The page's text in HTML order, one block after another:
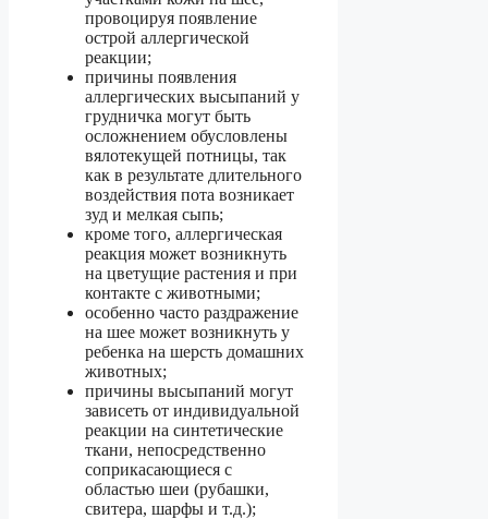
провоцируя появление
острой аллергической
реакции;
причины появления
аллергических высыпаний у
грудничка могут быть
осложнением обусловлены
вялотекущей потницы, так
как в результате длительного
воздействия пота возникает
зуд и мелкая сыпь;
кроме того, аллергическая
реакция может возникнуть
на цветущие растения и при
контакте с животными;
особенно часто раздражение
на шее может возникнуть у
ребенка на шерсть домашних
животных;
причины высыпаний могут
зависеть от индивидуальной
реакции на синтетические
ткани, непосредственно
соприкасающиеся с
областью шеи (рубашки,
свитера, шарфы и т.д.);